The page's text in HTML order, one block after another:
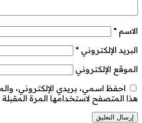
الاسم *
البريد الإلكتروني *
الموقع الإلكتروني
احفظ اسمي، بريدي الإلكتروني،
هذا المتصفح لاستخدامها المرة